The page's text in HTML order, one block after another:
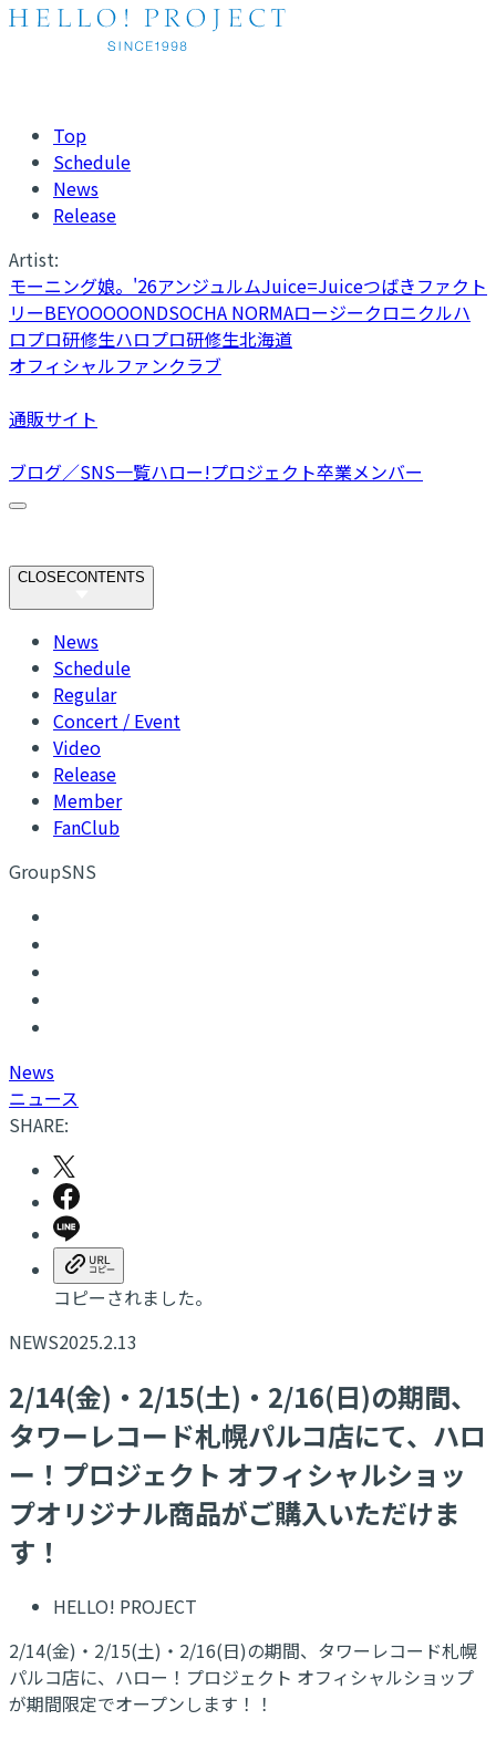
Top
Schedule
News
Release
Artist:
モーニング娘。'26アンジュルムJuice=Juiceつばきファクト
リーBEYOOOOONDSOCHA NORMAロージークロニクルハ
ロプロ研修生ハロプロ研修生北海道
オフィシャルファンクラブ
通販サイト
ブログ／SNS一覧ハロー!プロジェクト卒業メンバー
CLOSECONTENTS
News
Schedule
Regular
Concert / Event
Video
Release
Member
FanClub
GroupSNS
News
ニュース
SHARE:
コピーされました。
NEWS2025.2.13
​2/14(金)・2/15(土)・2/16(日)の期間、
タワーレコード札幌パルコ店にて、ハロ
ー！プロジェクト オフィシャルショッ
プオリジナル商品がご購入いただけま
す！
HELLO! PROJECT
2/14(金)・2/15(土)・2/16(日)の期間、タワーレコード札幌
パルコ店に、ハロー！プロジェクト オフィシャルショップ
が期間限定でオープンします！！